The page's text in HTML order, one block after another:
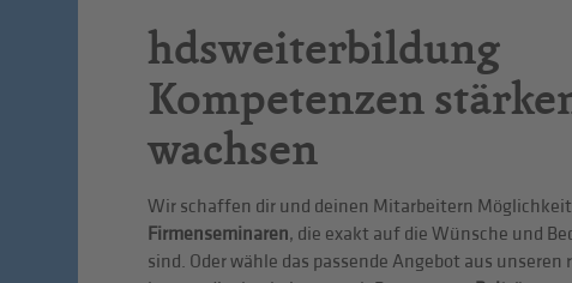
hdsweiterbildung
Kompetenzen
wachsen
Wir schaffen dir und deinen Mitarbeitern
Firmenseminaren, die exakt auf die Wünsche und
sind. Oder wähle das passende Angebot aus unseren